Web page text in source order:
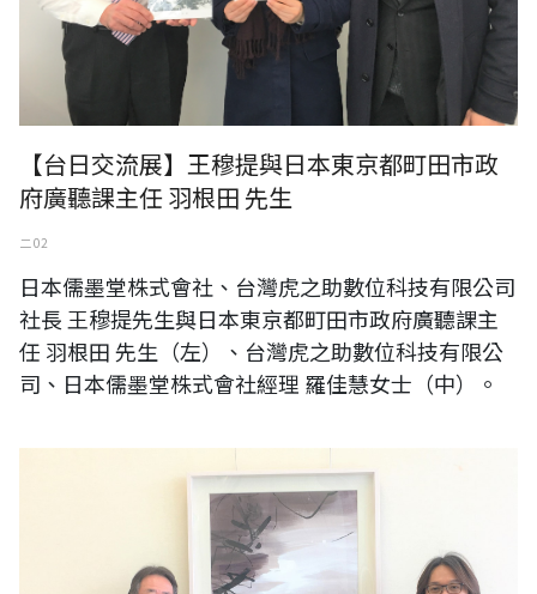
【台日交流展】王穆提與日本東京都町田市政
府廣聽課主任 羽根田 先生
二 02
日本儒墨堂株式會社、台灣虎之助數位科技有限公司
社長 王穆提先生與日本東京都町田市政府廣聽課主
任 羽根田 先生（左）、台灣虎之助數位科技有限公
司、日本儒墨堂株式會社經理 羅佳慧女士（中）。